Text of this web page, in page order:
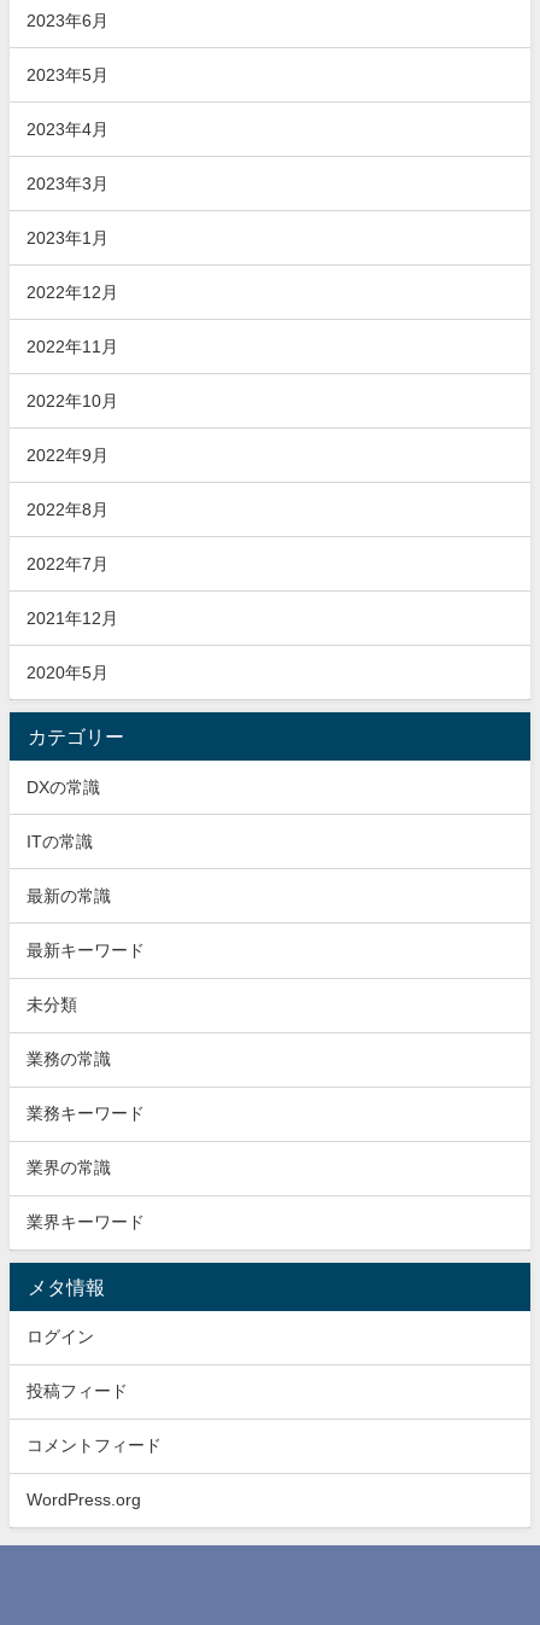
2023年6月
2023年5月
2023年4月
2023年3月
2023年1月
2022年12月
2022年11月
2022年10月
2022年9月
2022年8月
2022年7月
2021年12月
2020年5月
カテゴリー
DXの常識
ITの常識
最新の常識
最新キーワード
未分類
業務の常識
業務キーワード
業界の常識
業界キーワード
メタ情報
ログイン
投稿フィード
コメントフィード
WordPress.org